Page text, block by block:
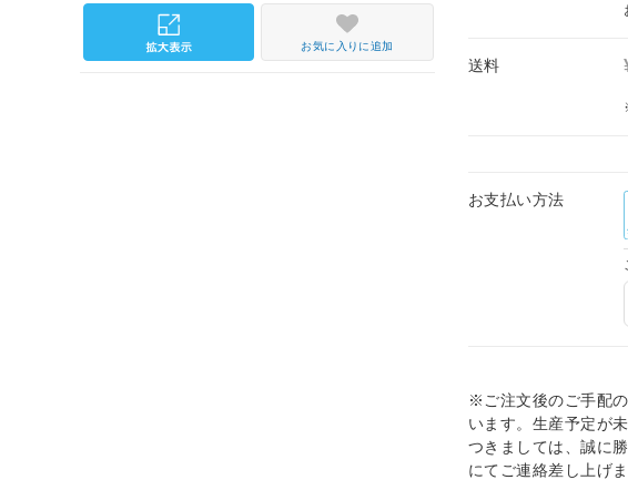
送料
お支払い方法
※ご注文後のご手配
います。生産予定が
つきましては、誠に
にてご連絡差し上げ
お気に入りに追加